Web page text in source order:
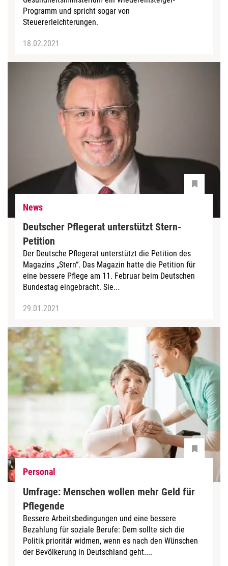
Programm und spricht sogar von
Steuererleichterungen.
18.02.2021
News
Deutscher Pflegerat unterstützt Stern-
Petition
Der Deutsche Pflegerat unterstützt die Petition des
Magazins „Stern“. Das Magazin hatte die Petition für
eine bessere Pflege am 11. Februar beim Deutschen
Bundestag eingebracht. Sie...
29.01.2021
Personal
Umfrage: Menschen wollen mehr Geld für
Pflegende
Bessere Arbeitsbedingungen und eine bessere
Bezahlung für soziale Berufe: Dem sollte sich die
Politik prioritär widmen, wenn es nach den Wünschen
der Bevölkerung in Deutschland geht....